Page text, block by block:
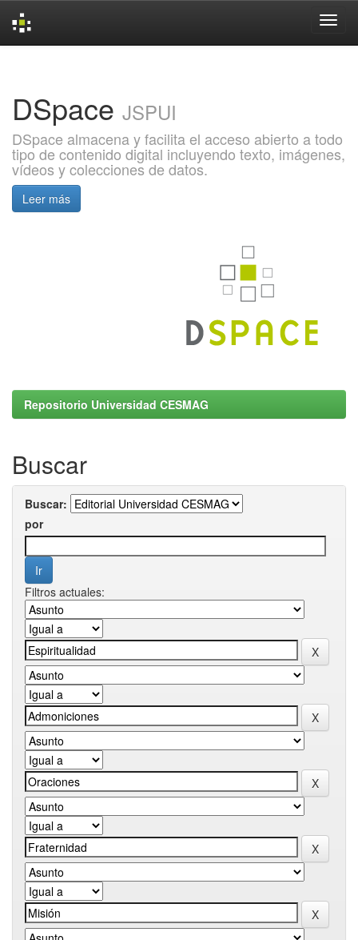
DSpace JSPUI
DSpace almacena y facilita el acceso abierto a todo
tipo de contenido digital incluyendo texto, imágenes,
vídeos y colecciones de datos.
Leer más
Repositorio Universidad CESMAG
Buscar
Buscar:
por
Filtros actuales: